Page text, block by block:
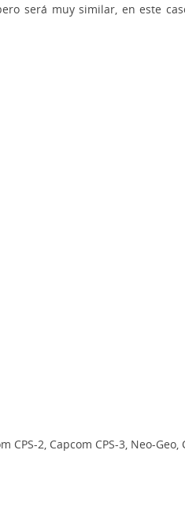
será muy similar, en este
CPS-2, Capcom CPS-3, Neo-Geo,